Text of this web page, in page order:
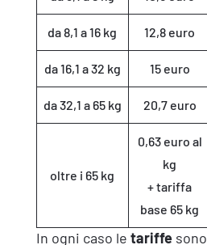
da 8,1 a 16 kg 12,8 euro
da 16,1 a 32 kg 15 euro
da 32,1 a 65 kg 20,7 euro
oltre i 65 kg
0,63 euro al
kg
+ tariffa
base 65 kg
In ogni caso le tariffesono